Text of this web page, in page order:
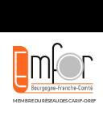
MEMBRE DU RÉSEAU DES CARIF-OREF
Panneau de